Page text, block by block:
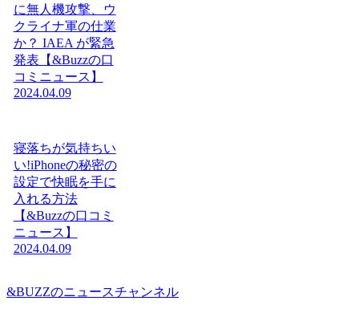
に無人機攻撃、ウ
クライナ軍の仕業
か？ IAEA が緊急
発表【&Buzzの口
コミニュース】
2024.04.09
寝落ちが気持ちい
い!iPhoneの秘密の
設定で快眠を手に
入れる方法
【&Buzzの口コミ
ニュース】
2024.04.09
&BUZZのニュースチャンネル